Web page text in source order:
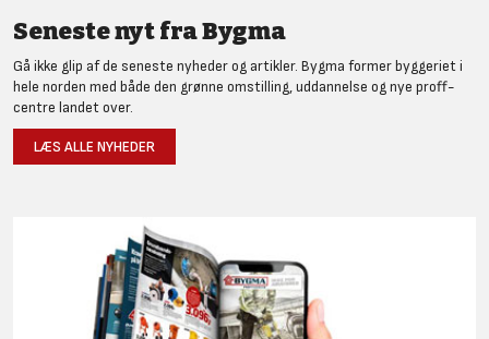
Seneste nyt fra Bygma
Gå ikke glip af de seneste nyheder og artikler. Bygma former byggeriet i
hele norden med både den grønne omstilling, uddannelse og nye proff-
centre landet over.
LÆS ALLE NYHEDER